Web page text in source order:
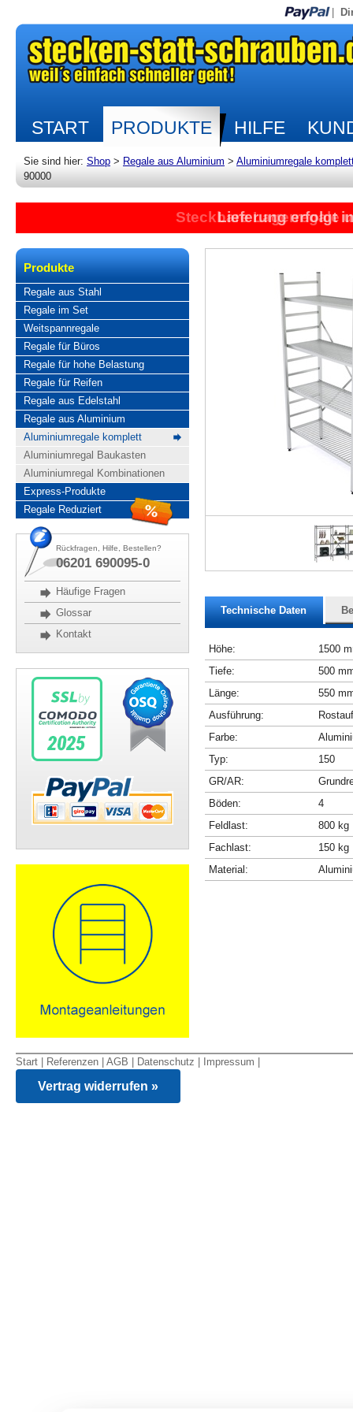
START PRODUKTE HILFE
Sie sind hier: Shop > Regale aus Aluminium > Aluminiumregale
90000
Steckbare Lagerregale
Lieferung erfolgt
Produkte
Regale aus Stahl
Regale im Set
Weitspannregale
Regale für Büros
Regale für hohe Belastung
Regale für Reifen
Regale aus Edelstahl
Regale aus Aluminium
Aluminiumregale komplett
Aluminiumregal Baukasten
Aluminiumregal Kombinationen
Express-Produkte
Regale Reduziert
Rückfragen, Hilfe, Bestellen?
06201 690095-0
Häufige Fragen
Glossar
Kontakt
Technische Daten
Höhe:
1500
Tiefe:
500
Länge:
550
Ausführung:
Farbe:
Typ:
150
GR/AR:
Böden:
4
Feldlast:
800 kg
Fachlast:
150 kg
Material:
Start Referenzen AGB Datenschutz Impressum
Vertrag widerrufen »